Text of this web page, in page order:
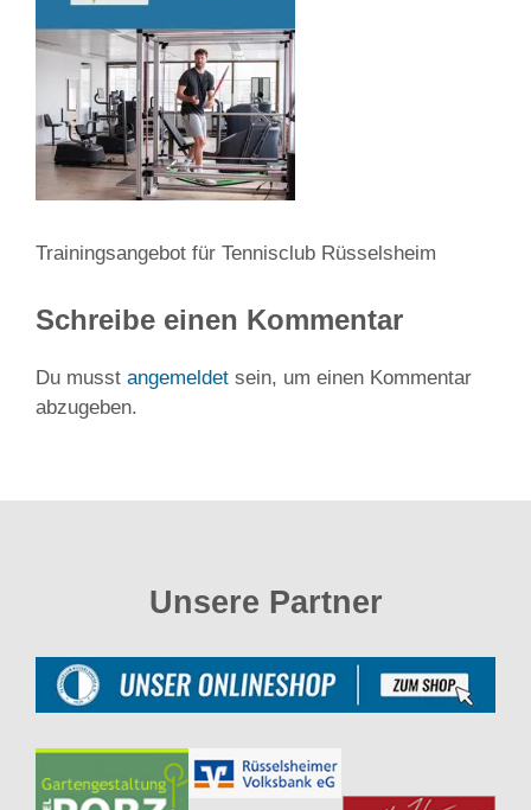
Trainingsangebot für Tennisclub Rüsselsheim
Schreibe einen Kommentar
Du musst angemeldet sein, um einen Kommentar
abzugeben.
Unsere Partner